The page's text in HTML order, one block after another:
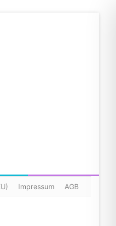
Impressum AGB